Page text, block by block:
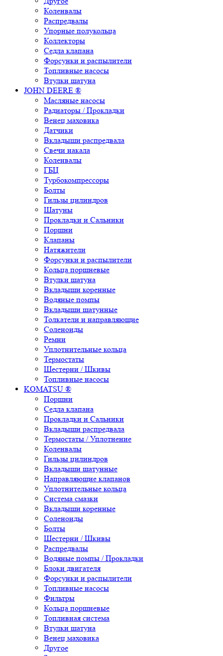
Коленвалы
Распредвалы
Упорные полукольца
Коллекторы
Седла клапана
Форсунки и распылители
Топливные насосы
Втулки шатуна
JOHN DEERE ®
Масляные насосы
Радиаторы / Прокладки
Венец маховика
Датчики
Вкладыши распредвала
Свечи накала
Коленвалы
ГБЦ
Турбокомпрессоры
Болты
Гильзы цилиндров
Шатуны
Прокладки и Сальники
Поршни
Клапаны
Натяжители
Форсунки и распылители
Кольца поршневые
Втулки шатуна
Вкладыши коренные
Водяные помпы
Вкладыши шатунные
Толкатели и направляющие
Соленоиды
Ремни
Уплотнительные кольца
Термостаты
Шестерни / Шкивы
Топливные насосы
KOMATSU ®
Поршни
Седла клапана
Прокладки и Сальники
Вкладыши распредвала
Термостаты / Уплотнение
Коленвалы
Гильзы цилиндров
Вкладыши шатунные
Направляющие клапанов
Уплотнительные кольца
Система смазки
Вкладыши коренные
Соленоиды
Болты
Шестерни / Шкивы
Распредвалы
Водяные помпы / Прокладки
Блоки двигателя
Форсунки и распылители
Топливные насосы
Фильтры
Кольца поршневые
Топливная система
Втулки шатуна
Венец маховика
Другое